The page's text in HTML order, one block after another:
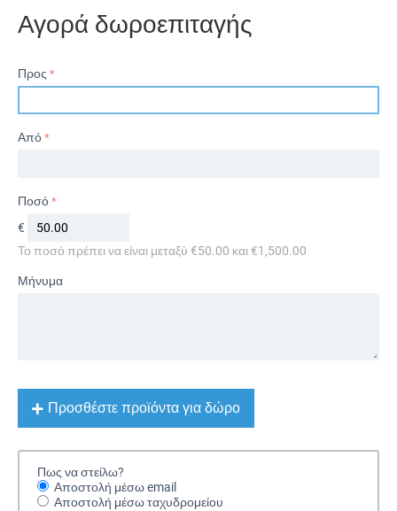
Αγορά δωροεπιταγής
Προς
Από
Ποσό
€
Το ποσό πρέπει να είναι μεταξύ €50.00 και €1,500.00
Μήνυμα
Προσθέστε προϊόντα για δώρο
Πως να στείλω?
Αποστολή μέσω email
Αποστολή μέσω ταχυδρομείου